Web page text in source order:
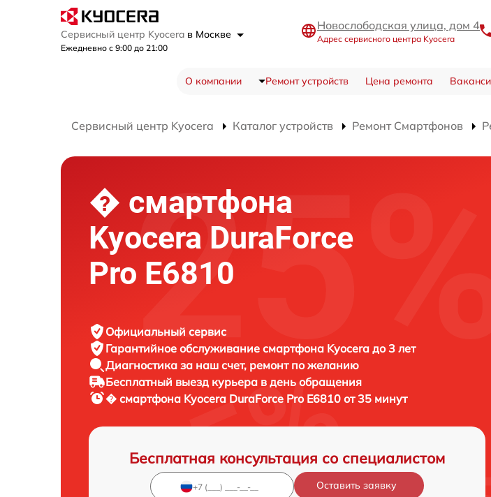
Сервисный центр Kyocera в Москве
Ежедневно с 9:00 до 21:00
Новослободская улица, дом 4
Адрес сервисного центра Kyocera
О компании Ремонт устройств Цена ремонта
Сервисный центр Kyocera Каталог устройств Ремонт Смартфонов
� смартфона
Kyocera DuraForce
Pro E6810
Официальный сервис
Гарантийное обслуживание смартфона Kyocera до 3 лет
Диагностика за наш счет, ремонт по желанию
Бесплатный выезд курьера в день обращения
� смартфона Kyocera DuraForce Pro E6810 от 35 минут
Бесплатная консультация со специалистом
Оставить заявку